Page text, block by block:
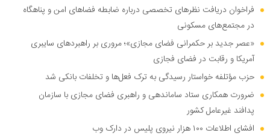
فراخوان دریافت نظر‌های تخصصی درباره ضابطه فضا‌های امن و پناهگاه
در مجتمع‌های مسکونی
«عصر جدید بر حکمرانی فضای مجازی»؛ مروری بر راهبرد‌های سایبری
آمریکا و رقابت در فضای فجازی
حزب مؤتلفه خواستار رسیدگی به ترک فعل‌ها و تخلفات بانکی شد
ضرورت همکاری ستاد ساماندهی و راهبری فضای مجازی با سازمان
پدافند غیرعامل کشور
افشای اطلاعات ۱۰۰ هزار نیروی پلیس در دارک وب